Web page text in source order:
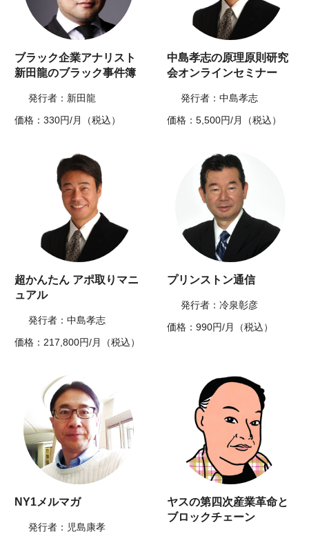
ブラック企業アナリスト
新田龍のブラック事件簿
発行者：新田龍
価格：330円/月（税込）
中島孝志の原理原則研究
会オンラインセミナー
発行者：中島孝志
価格：5,500円/月（税込）
超かんたん アポ取りマニ
ュアル
発行者：中島孝志
価格：217,800円/月（税込）
プリンストン通信
発行者：冷泉彰彦
価格：990円/月（税込）
NY1メルマガ
発行者：児島康孝
ヤスの第四次産業革命と
ブロックチェーン